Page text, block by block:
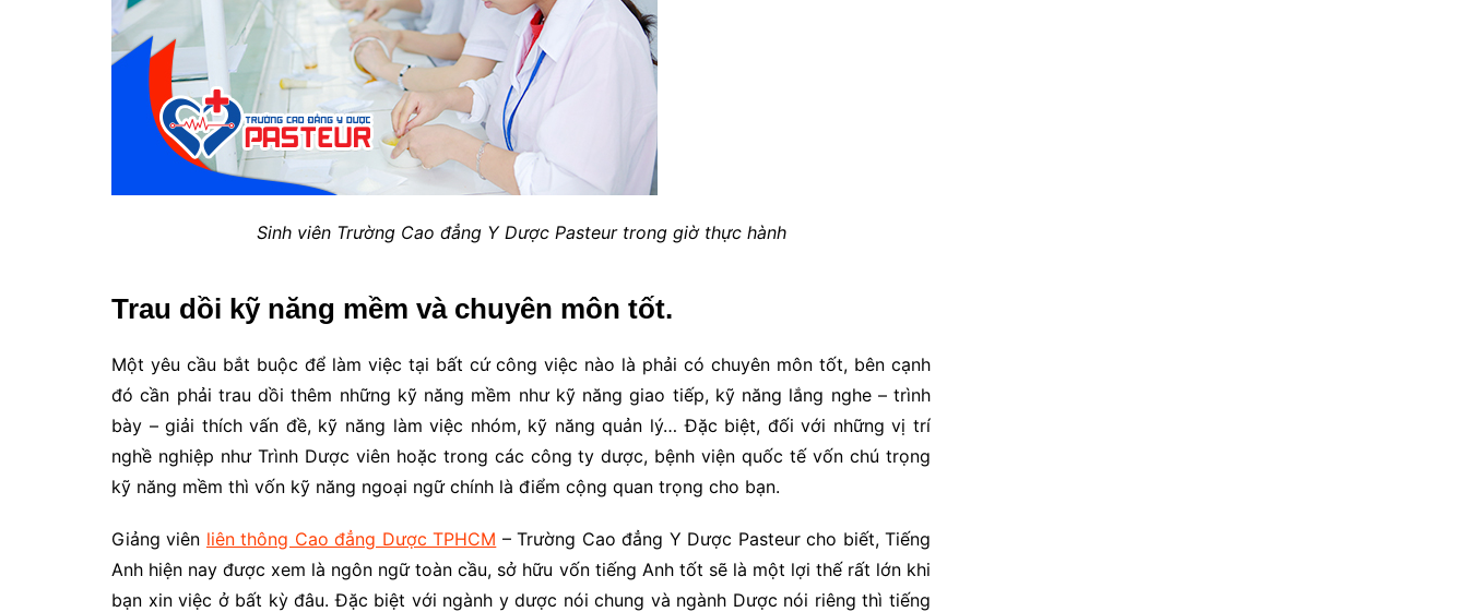
Sinh viên Trường Cao đẳng Y Dược Pasteur trong giờ thực hành
Trau dồi kỹ năng mềm và chuyên môn tốt.
Một yêu cầu bắt buộc để làm việc tại bất cứ công việc nào là phải có chuyên môn tốt, bên cạnh
đó cần phải trau dồi thêm những kỹ năng mềm như kỹ năng giao tiếp, kỹ năng lắng nghe – trình
bày – giải thích vấn đề, kỹ năng làm việc nhóm, kỹ năng quản lý… Đặc biệt, đối với những vị trí
nghề nghiệp như Trình Dược viên hoặc trong các công ty dược, bệnh viện quốc tế vốn chú trọng
kỹ năng mềm thì vốn kỹ năng ngoại ngữ chính là điểm cộng quan trọng cho bạn.
Giảng viên liên thông Cao đẳng Dược TPHCM – Trường Cao đẳng Y Dược Pasteur cho biết, Tiếng
Anh hiện nay được xem là ngôn ngữ toàn cầu, sở hữu vốn tiếng Anh tốt sẽ là một lợi thế rất lớn khi
bạn xin việc ở bất kỳ đâu. Đặc biệt với ngành y dược nói chung và ngành Dược nói riêng thì tiếng